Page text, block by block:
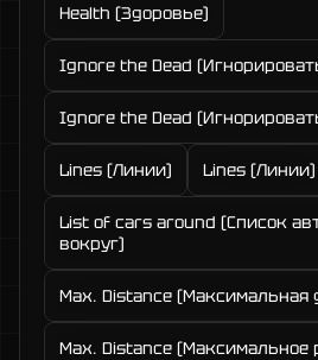
Health (Здоровье)
Ignore the Dead
Ignore the Dead
Lines (Линии) Lines (Линии)
List of cars around (Список
вокруг)
Max. Distance (Максимальная
Max. Distance (Максимальное